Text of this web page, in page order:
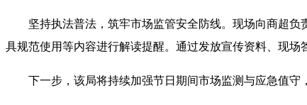
坚持执法普法，筑牢市场监管安全防线。现场向商超负
具规范使用等内容进行解读提醒。通过发放宣传资料、现
下一步，该局将持续加强节日期间市场监测与应急值